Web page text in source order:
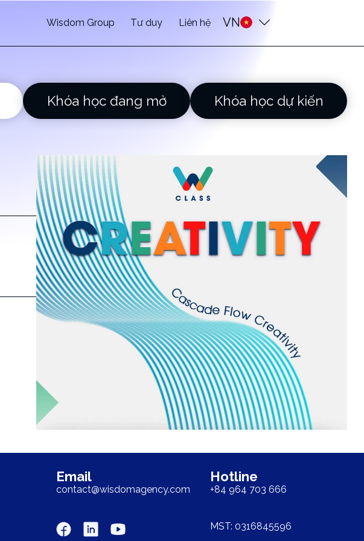
Wisdom Group Tư duy Liên hệ VN
Khóa học đang mở Khóa học dự kiến
Email
contact@wisdomagency.com
Hotline
+84 964 703 666
MST: 0316845596